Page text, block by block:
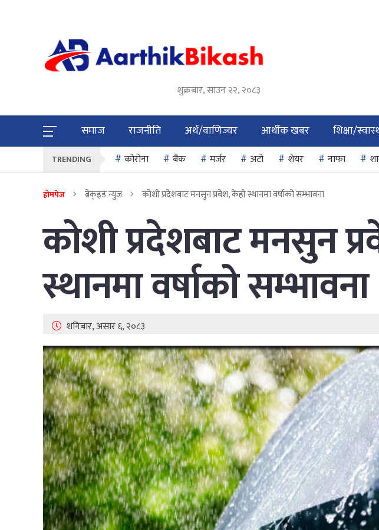
शुक्रबार, साउन २२, २०८३
समाज राजनीति अर्थ/वाणिज्यर आर्थीक खबर शिक्षा/
TRENDING कोरोना बैंक मर्जर अटो शेयर नाफा
होमपेज ब्रेक्इङ न्युज कोशी प्रदेशबाट मनसुन प्रवेश, केही स्थानमा वर्षाको सम्भावना
कोशी प्रदेशबाट मनसुन
स्थानमा वर्षाको सम्भावना
शनिबार, असार ६, २०८३